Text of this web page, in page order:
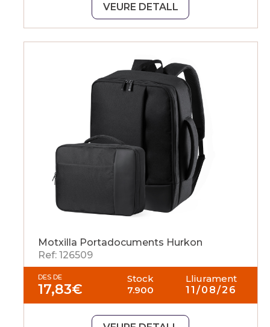
VEURE DETALL
Motxilla Portadocuments Hurkon
Ref: 126509
DES DE
17,83€
Stock
7.900
Lliurament
11/08/26